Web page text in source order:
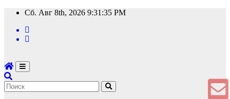
Перейти
содержимому
Сб. Авг 8th, 2026 9:31:35 PM